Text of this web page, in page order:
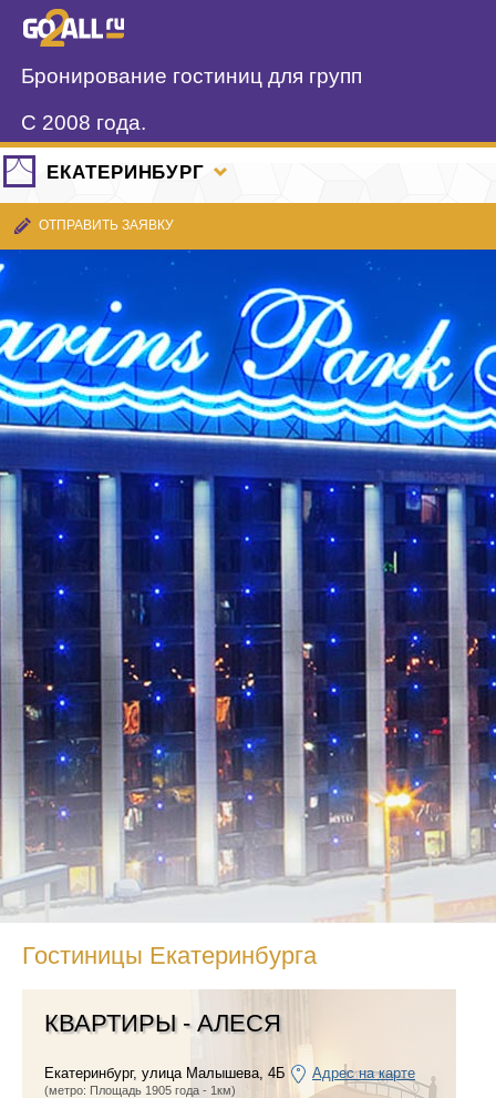
Бронирование гостиниц для групп
С 2008 года.
ЕКАТЕРИНБУРГ
ОТПРАВИТЬ ЗАЯВКУ
Гостиницы Екатеринбурга
КВАРТИРЫ - АЛЕСЯ
Екатеринбург, улица Малышева, 4Б Адрес на карте
(метро: Площадь 1905 года - 1км)